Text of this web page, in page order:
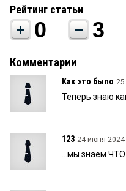
Рейтинг статьи
0 3
Комментарии
Как это было
Теперь знаю
123 24 июня 2024
...мы знаем